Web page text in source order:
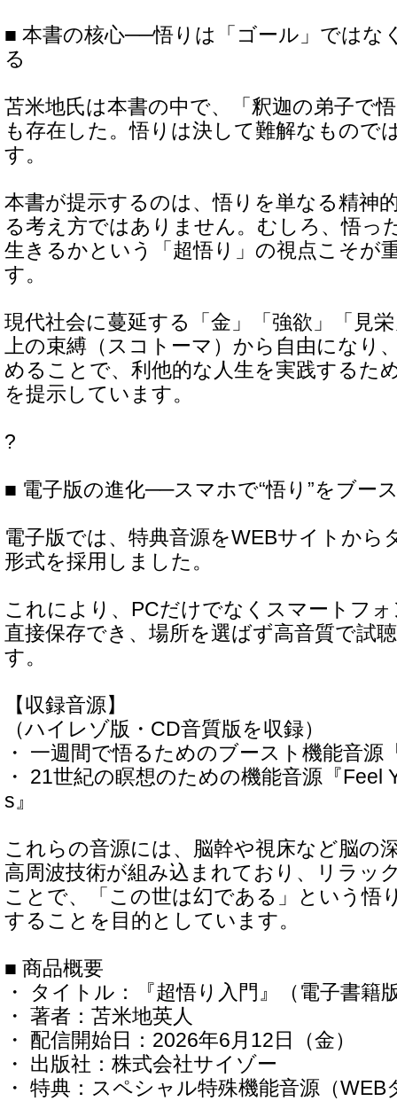
■ 本書の核心──悟りは「ゴール」ではな
る
苫米地氏は本書の中で、「釈迦の弟子で
も存在した。悟りは決して難解なもので
す。
本書が提示するのは、悟りを単なる精神
る考え方ではありません。むしろ、悟っ
生きるかという「超悟り」の視点こそが
す。
現代社会に蔓延する「金」「強欲」「見
上の束縛（スコトーマ）から自由になり
めることで、利他的な人生を実践するた
を提示しています。
?
■ 電子版の進化──スマホで“悟り”をブー
電子版では、特典音源をWEBサイトから
形式を採用しました。
これにより、PCだけでなくスマートフ
直接保存でき、場所を選ばず高音質で試
す。
【収録音源】
（ハイレゾ版・CD音質版を収録）
・ 一週間で悟るためのブースト機能音源
・ 21世紀の瞑想のための機能音源『Feel
s』
これらの音源には、脳幹や視床など脳の
高周波技術が組み込まれており、リラッ
ことで、「この世は幻である」という悟
することを目的としています。
■ 商品概要
・ タイトル：『超悟り入門』（電子書籍
・ 著者：苫米地英人
・ 配信開始日：2026年6月12日（金）
・ 出版社：株式会社サイゾー
・ 特典：スペシャル特殊機能音源（